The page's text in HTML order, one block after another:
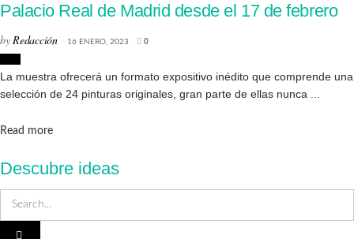
Palacio Real de Madrid desde el 17 de febrero
byRedacción 16 ENERO, 2023 0
La muestra ofrecerá un formato expositivo inédito que comprende una
selección de 24 pinturas originales, gran parte de ellas nunca ...
Read moreDetails
Descubre ideas